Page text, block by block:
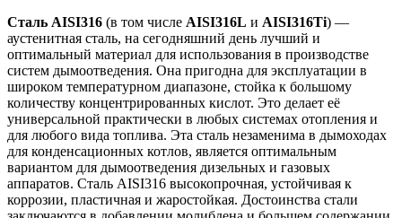
Сталь AISI316 (в том числе AISI316L и AISI316Ti) —
аустенитная сталь, на сегодняшний день лучший и
оптимальный материал для использования в производстве
систем дымоотведения. Она пригодна для эксплуатации в
широком температурном диапазоне, стойка к большому
количеству концентрированных кислот. Это делает её
универсаль­ной практически в любых системах отопления и
для любого вида топлива. Эта сталь незаменима в дымоходах
для конденсационных котлов, является оптимальным
вариантом для дымоотведения дизельных и газовых
аппаратов. Сталь AISI316 высокопрочная, устойчивая к
коррозии, пластичная и жаростойкая. Достоинства стали